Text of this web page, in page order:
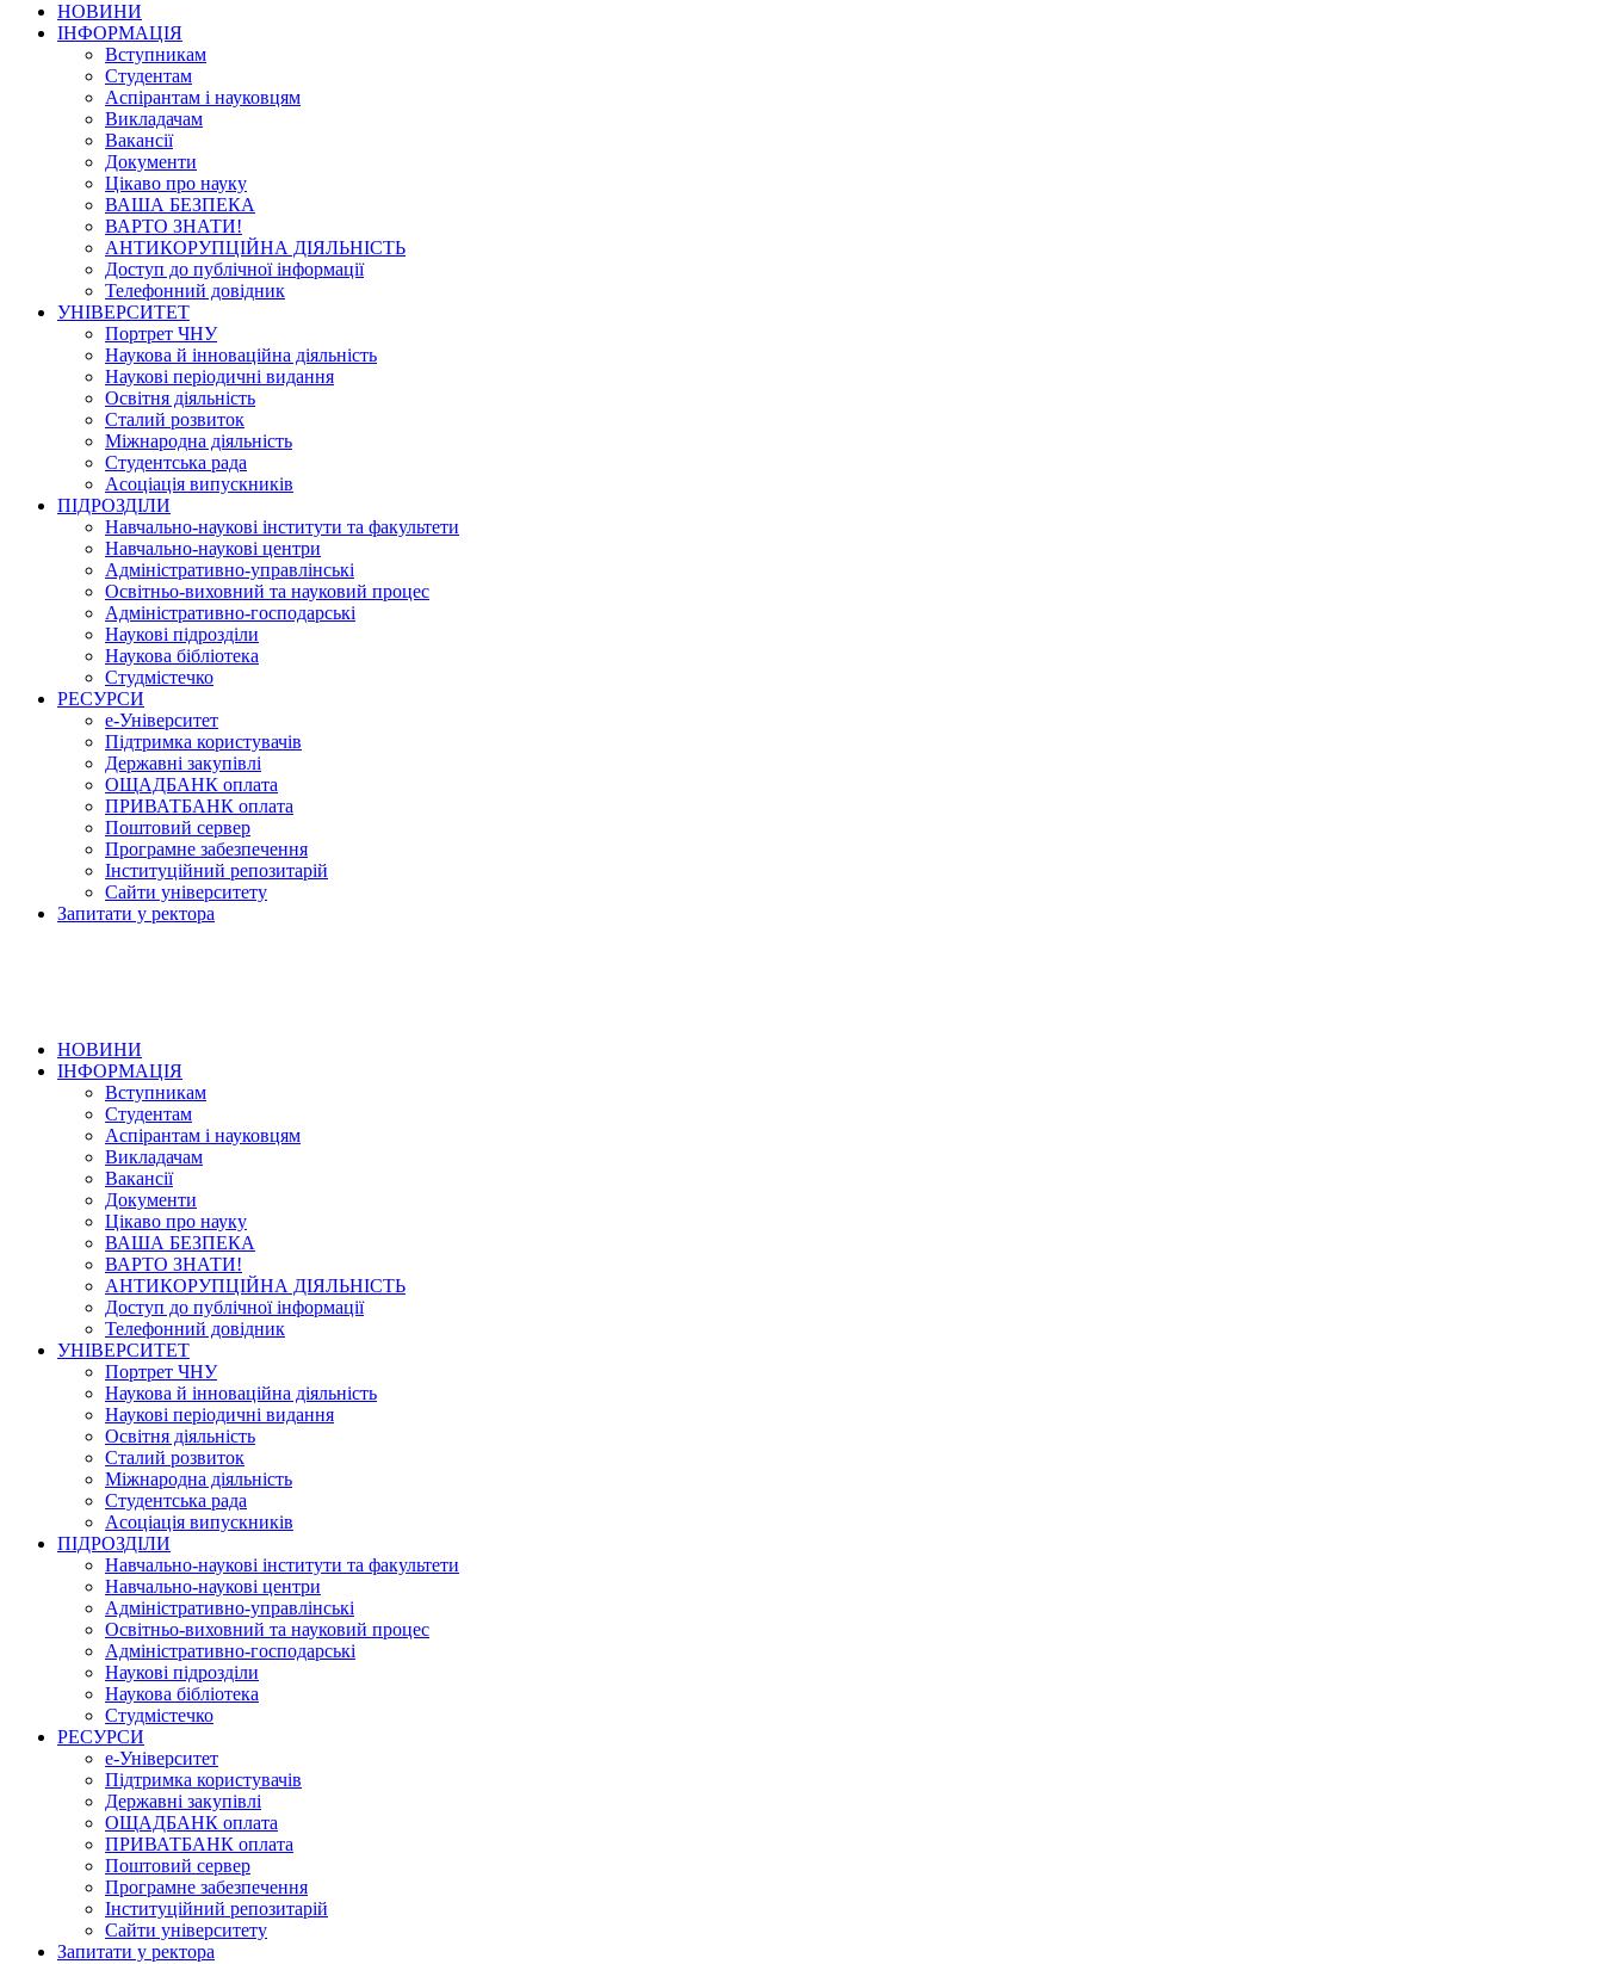
НОВИНИ
ІНФОРМАЦІЯ
Вступникам
Студентам
Аспірантам і науковцям
Викладачам
Вакансії
Документи
Цікаво про науку
ВАША БЕЗПЕКА
ВАРТО ЗНАТИ!
АНТИКОРУПЦІЙНА ДІЯЛЬНІСТЬ
Доступ до публічної інформації
Телефонний довідник
УНІВЕРСИТЕТ
Портрет ЧНУ
Наукова й інноваційна діяльність
Наукові періодичні видання
Освітня діяльність
Сталий розвиток
Міжнародна діяльність
Студентська рада
Асоціація випускників
ПІДРОЗДІЛИ
Навчально-наукові інститути та факультети
Навчально-наукові центри
Адміністративно-управлінські
Освітньо-виховний та науковий процес
Адміністративно-господарські
Наукові підрозділи
Наукова бібліотека
Студмістечко
РЕСУРСИ
е-Університет
Підтримка користувачів
Державні закупівлі
ОЩАДБАНК оплата
ПРИВАТБАНК оплата
Поштовий сервер
Програмне забезпечення
Інституційний репозитарій
Сайти університету
Запитати у ректора
НОВИНИ
ІНФОРМАЦІЯ
Вступникам
Студентам
Аспірантам і науковцям
Викладачам
Вакансії
Документи
Цікаво про науку
ВАША БЕЗПЕКА
ВАРТО ЗНАТИ!
АНТИКОРУПЦІЙНА ДІЯЛЬНІСТЬ
Доступ до публічної інформації
Телефонний довідник
УНІВЕРСИТЕТ
Портрет ЧНУ
Наукова й інноваційна діяльність
Наукові періодичні видання
Освітня діяльність
Сталий розвиток
Міжнародна діяльність
Студентська рада
Асоціація випускників
ПІДРОЗДІЛИ
Навчально-наукові інститути та факультети
Навчально-наукові центри
Адміністративно-управлінські
Освітньо-виховний та науковий процес
Адміністративно-господарські
Наукові підрозділи
Наукова бібліотека
Студмістечко
РЕСУРСИ
е-Університет
Підтримка користувачів
Державні закупівлі
ОЩАДБАНК оплата
ПРИВАТБАНК оплата
Поштовий сервер
Програмне забезпечення
Інституційний репозитарій
Сайти університету
Запитати у ректора